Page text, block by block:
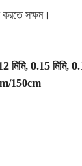
করতে সক্ষম।
মিমি, 0.15 মিমি,
150cm